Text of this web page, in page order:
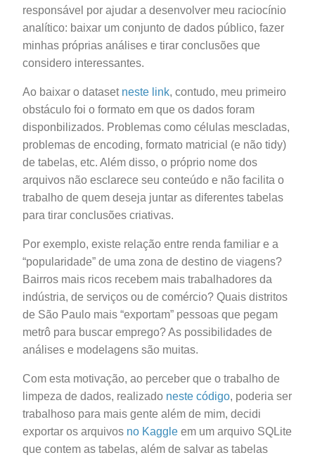
responsável por ajudar a desenvolver meu raciocínio
analítico: baixar um conjunto de dados público, fazer
minhas próprias análises e tirar conclusões que
considero interessantes.
Ao baixar o dataset neste link, contudo, meu primeiro
obstáculo foi o formato em que os dados foram
disponbilizados. Problemas como células mescladas,
problemas de encoding, formato matricial (e não tidy)
de tabelas, etc. Além disso, o próprio nome dos
arquivos não esclarece seu conteúdo e não facilita o
trabalho de quem deseja juntar as diferentes tabelas
para tirar conclusões criativas.
Por exemplo, existe relação entre renda familiar e a
“popularidade” de uma zona de destino de viagens?
Bairros mais ricos recebem mais trabalhadores da
indústria, de serviços ou de comércio? Quais distritos
de São Paulo mais “exportam” pessoas que pegam
metrô para buscar emprego? As possibilidades de
análises e modelagens são muitas.
Com esta motivação, ao perceber que o trabalho de
limpeza de dados, realizado neste código, poderia ser
trabalhoso para mais gente além de mim, decidi
exportar os arquivos no Kaggle em um arquivo SQLite
que contem as tabelas, além de salvar as tabelas